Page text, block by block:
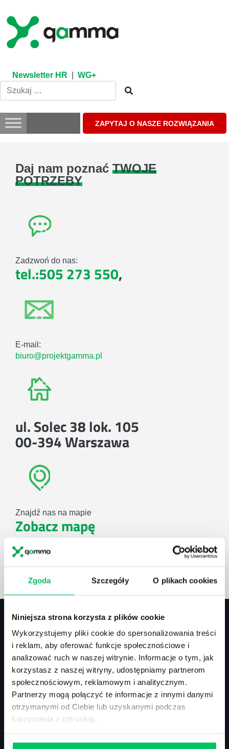
Zgoda Szczegóły O plikach cookies
Niniejsza strona korzysta z plików cookie
Wykorzystujemy pliki cookie do spersonalizowania treści
i reklam, aby oferować funkcje społecznościowe i
analizować ruch w naszej witrynie. Informacje o tym, jak
korzystasz z naszej witryny, udostępniamy partnerom
społecznościowym, reklamowym i analitycznym.
Partnerzy mogą połączyć te informacje z innymi danymi
otrzymanymi od Ciebie lub uzyskanymi podczas
korzystania z ich usług.
content
Newsletter HR WG+
ZAPYTAJ O NASZE ROZWIĄZANIA
Daj nam poznać TWOJE
POTRZEBY
Zadzwoń do nas:
tel.:505 273 550,
E-mail:
biuro@projektgamma.pl
ul. Solec 38 lok. 105
00-394 Warszawa
Znajdź nas na mapie
Zobacz mapę
ZAPYTAJ O NASZE ROZWIĄZANIA
Kontakt
tel.: 505 273 550
00-394 Warszawa